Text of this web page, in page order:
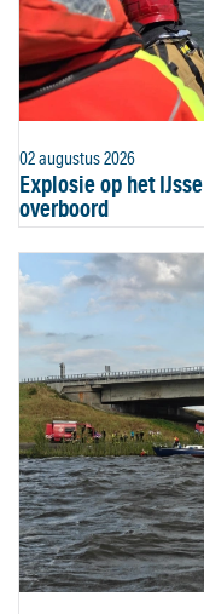
02 augustus 2026
Explosie op het
overboord